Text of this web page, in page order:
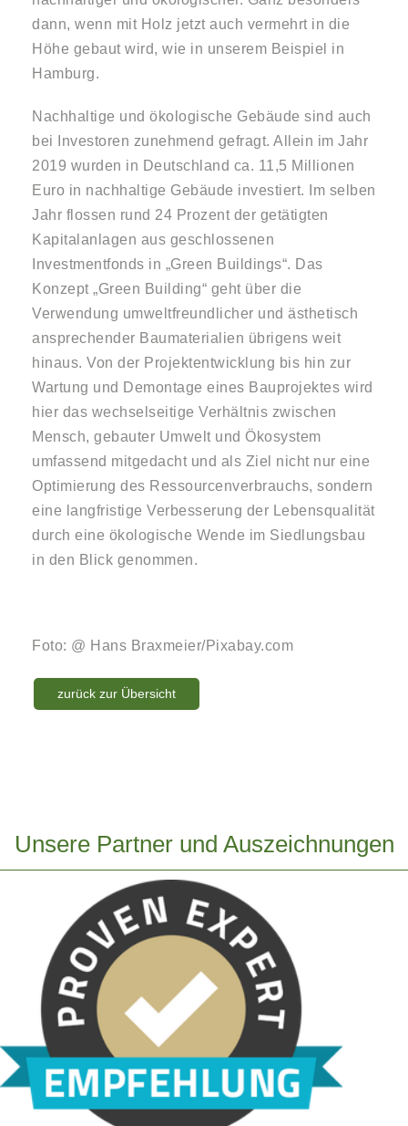
dann, wenn mit Holz jetzt auch vermehrt in die
Höhe gebaut wird, wie in unserem Beispiel in
Hamburg.
Nachhaltige und ökologische Gebäude sind auch
bei Investoren zunehmend gefragt. Allein im Jahr
2019 wurden in Deutschland ca. 11,5 Millionen
Euro in nachhaltige Gebäude investiert. Im selben
Jahr flossen rund 24 Prozent der getätigten
Kapitalanlagen aus geschlossenen
Investmentfonds in „Green Buildings“. Das
Konzept „Green Building“ geht über die
Verwendung umweltfreundlicher und ästhetisch
ansprechender Baumaterialien übrigens weit
hinaus. Von der Projektentwicklung bis hin zur
Wartung und Demontage eines Bauprojektes wird
hier das wechselseitige Verhältnis zwischen
Mensch, gebauter Umwelt und Ökosystem
umfassend mitgedacht und als Ziel nicht nur eine
Optimierung des Ressourcenverbrauchs, sondern
eine langfristige Verbesserung der Lebensqualität
durch eine ökologische Wende im Siedlungsbau
in den Blick genommen.
Foto: @ Hans Braxmeier/Pixabay.com
zurück zur Übersicht
Unsere Partner und Auszeichnungen